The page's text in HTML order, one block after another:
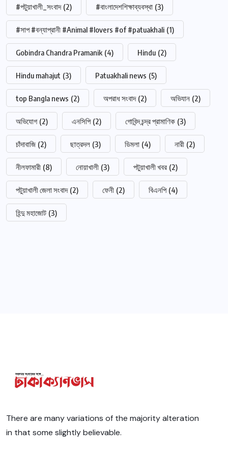
#পটুয়াখালী_সংবাদ (2) #বাংলাদেশশিক্ষাব্যবস্থা (3)
#সাপ #বন্যাপ্রানী #Animal #lovers #of #patuakhali (1)
Gobindra Chandra Pramanik (4) Hindu (2)
Hindu mahajut (3) Patuakhali news (5)
top Bangla news (2) অপরাধ সংবাদ (2) অভিযান (2)
অভিযোগ (2) এনসিপি (2) গোবিন্দ চন্দ্র প্রামাণিক (3)
চাঁদাবাজি (2) ছাত্রদল (3) ডিমলা (4) নারী (2)
নীলফামারী (8) নোয়াখালী (3) পটুয়াখালী খবর (2)
পটুয়াখালী জেলা সংবাদ (2) ফেনী (2) বিএনপি (4)
হিন্দু মহাজোট (3)
There are many variations of the majority alteration
in that some slightly believable.